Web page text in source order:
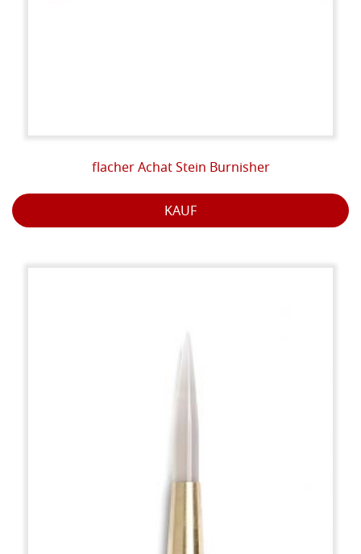
flacher Achat Stein Burnisher
KAUF